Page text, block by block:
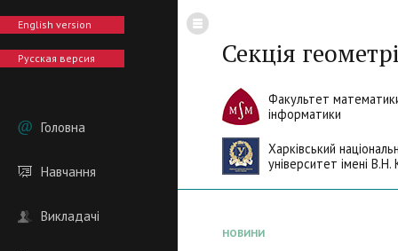
English version
Русская версия
Головна
Навчання
Викладачі
Секція
Факультет
інформатики
Харківський
університет імені В.Н.
НОВИНИ